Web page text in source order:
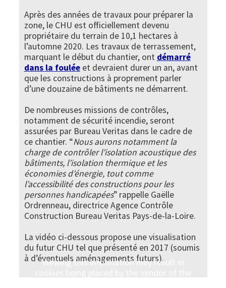
Après des années de travaux pour préparer la
zone, le CHU est officiellement devenu
propriétaire du terrain de 10,1 hectares à
l’automne 2020. Les travaux de terrassement,
marquant le début du chantier, ont démarré
dans la fouléeet devraient durer un an, avant
que les constructions à proprement parler
d’une douzaine de bâtiments ne démarrent.
De nombreuses missions de contrôles,
notamment de sécurité incendie, seront
assurées par Bureau Veritas dans le cadre de
ce chantier. “Nous aurons notamment la
charge de contrôler l’isolation acoustique des
bâtiments, l’isolation thermique et les
économies d’énergie, tout comme
l’accessibilité des constructions pour les
personnes handicapées” rappelle Gaëlle
Ordrenneau, directrice Agence Contrôle
Construction Bureau Veritas Pays-de-la-Loire.
La vidéo ci-dessous propose une visualisation
du futur CHU tel que présenté en 2017 (soumis
à d’éventuels aménagements futurs).
Viewing this information may result in